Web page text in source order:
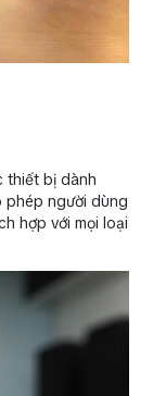
thiết bị dành
phép người dùng
hợp với mọi loại